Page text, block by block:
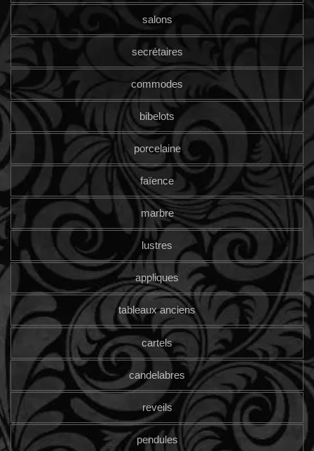
salons
secrétaires
commodes
bibelots
porcelaine
faïence
marbre
lustres
appliques
tableaux anciens
cartels
candelabres
reveils
pendules